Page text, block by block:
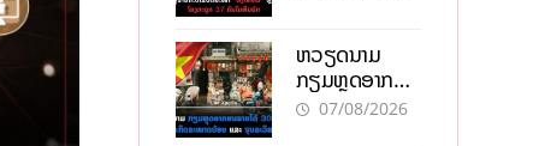
ຫວຽດນາມ
ກຽມຫຼຸດອາກອນ
ລາຍໄດ້ 30%
07/08/2026